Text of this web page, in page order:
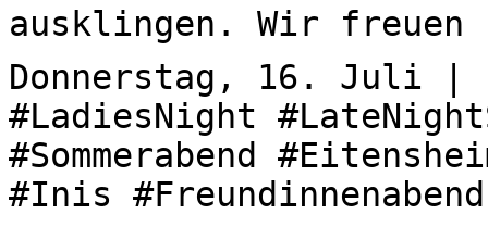
ausklingen. Wir freuen
Donnerstag, 16. Juli |
#LadiesNight
#Sommerabend
#Inis